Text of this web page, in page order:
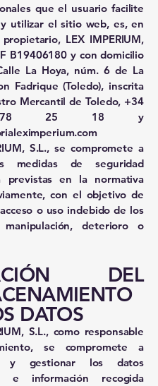
que el usuario facilite
utilizar el sitio web, es, en
LEX IMPERIUM,
B19406180 y con domicilio
La Hoya, núm. 6 de La
Fadrique (Toledo), inscrita
Mercantil de Toledo, +34
25 18 y
S.L., se compromete a
medidas de seguridad
previstas en la normativa
con el objetivo de
o uso indebido de los
deterioro o
DEL
DATOS
S.L., como responsable
se compromete a
y gestionar los datos
e información recogida